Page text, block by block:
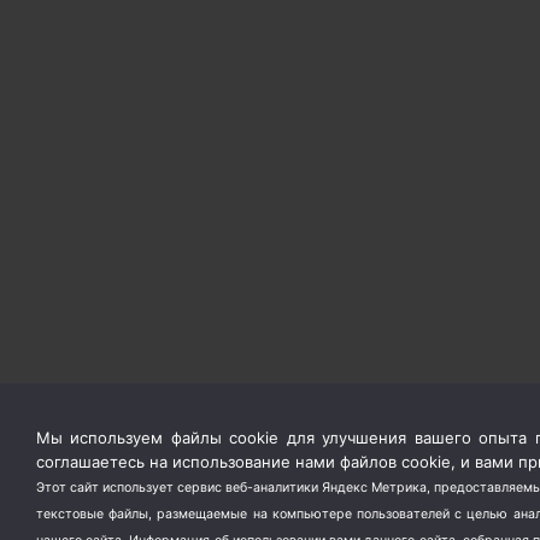
Мы используем файлы cookie для улучшения вашего опыта
соглашаетесь на использование нами файлов cookie, и вами
Этот сайт использует сервис веб-аналитики Яндекс Метрика,
текстовые файлы, размещаемые на компьютере пользователей с целью